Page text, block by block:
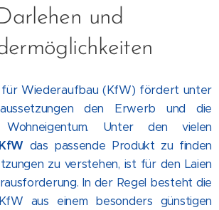
und
für Wiederaufbau (KfW) fördert unter
den Erwerb und die
Unter den vielen
KfW das passende Produkt zu finden
zu verstehen, ist für den Laien
In der Regel besteht die
aus einem besonders günstigen